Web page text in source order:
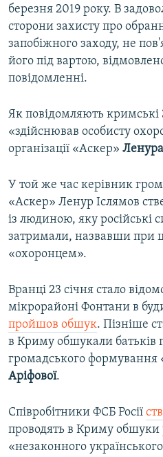
березня 2019 року. В
сторони захисту про
запобіжного заходу, не
його під вартою,
повідомленні.
Як повідомляють
«здійснював особисту
організації «Аскер»
У той же час керівник
«Аскер» Ленур Іслямов
із людиною, яку російські
затримали, назвавши при
«охоронцем».
Вранці 23 січня стало
мікрорайоні Фонтани в
пройшов обшук. Пізніше
в Криму обшукали батьків
громадського формування
Аріфової.
Співробітники ФСБ Росії
проводять в Криму обшуки
«незаконного